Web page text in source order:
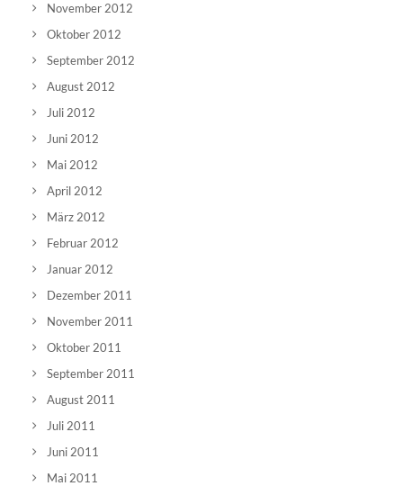
November 2012
Oktober 2012
September 2012
August 2012
Juli 2012
Juni 2012
Mai 2012
April 2012
März 2012
Februar 2012
Januar 2012
Dezember 2011
November 2011
Oktober 2011
September 2011
August 2011
Juli 2011
Juni 2011
Mai 2011